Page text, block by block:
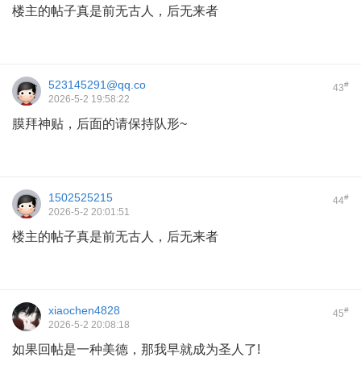
楼主的帖子真是前无古人，后无来者
43#
523145291@qq.co
2026-5-2 19:58:22
膜拜神贴，后面的请保持队形~
44#
1502525215
2026-5-2 20:01:51
楼主的帖子真是前无古人，后无来者
45#
xiaochen4828
2026-5-2 20:08:18
如果回帖是一种美德，那我早就成为圣人了!